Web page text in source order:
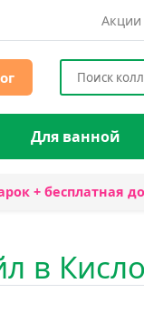
Акции
Для ванной
+ бесплатная
в